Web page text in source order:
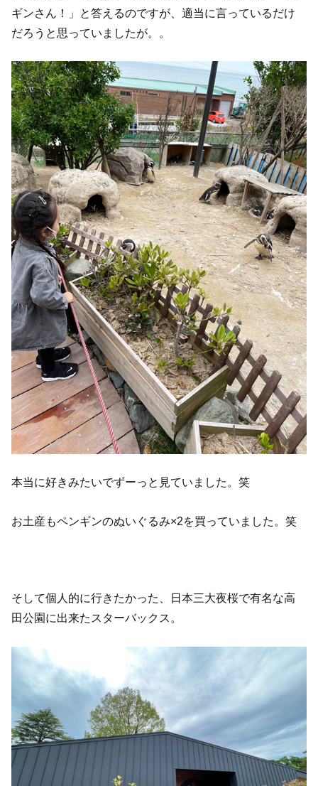
ギンさん！」と答えるのですが、適当に言っているだけ
だろうと思っていましたが。。
本当に好きみたいでずーっと見ていました。笑
お土産もペンギンのぬいぐるみ×2を買っていました。笑
そして個人的に行きたかった、日本三大夜桜で有名な高
田公園に出来たスターバックス。